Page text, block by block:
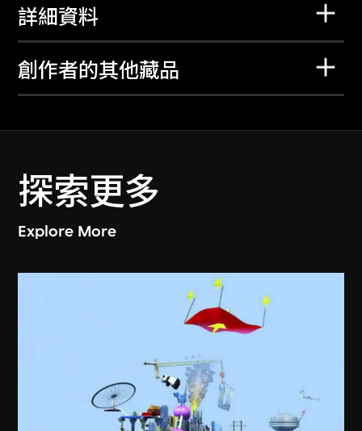
詳細資料
創作者的其他藏品
探索更多
Explore More